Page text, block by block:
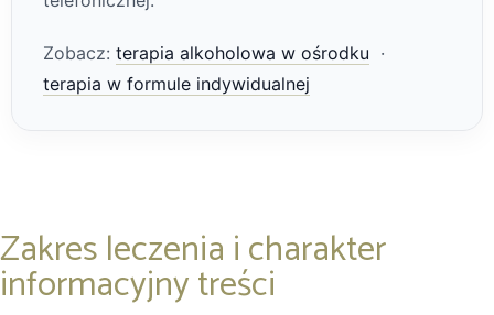
Zobacz: terapia alkoholowa w ośrodku ·
terapia w formule indywidualnej
Zakres leczenia i charakter
informacyjny treści